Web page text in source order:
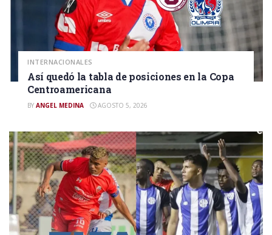
INTERNACIONALES
Así quedó la tabla de posiciones en la Copa
Centroamericana
BY ANGEL MEDINA AGOSTO 5, 2026